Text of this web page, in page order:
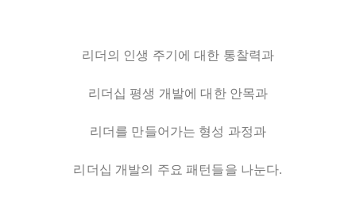
리더의 인생 주기에 대한 통찰력과
리더십 평생 개발에 대한 안목과
리더를 만들어가는 형성 과정과
리더십 개발의 주요 패턴들을 나눈다.